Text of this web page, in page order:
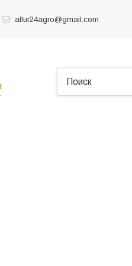
allur24agro@gmail.com